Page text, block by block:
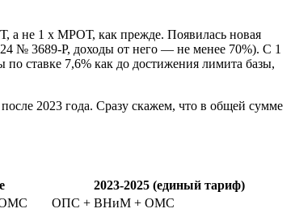
не 1 х МРОТ, как прежде. Появилась новая
№ 3689-Р, доходы от него — не менее 70%). С 1
ставке 7,6% как до достижения лимита базы,
2023 года. Сразу скажем, что в общей сумме
2023-2025 (единый тариф)
ОПС + ВНиМ + ОМС